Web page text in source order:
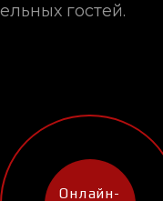
гостей.
Онлайн-